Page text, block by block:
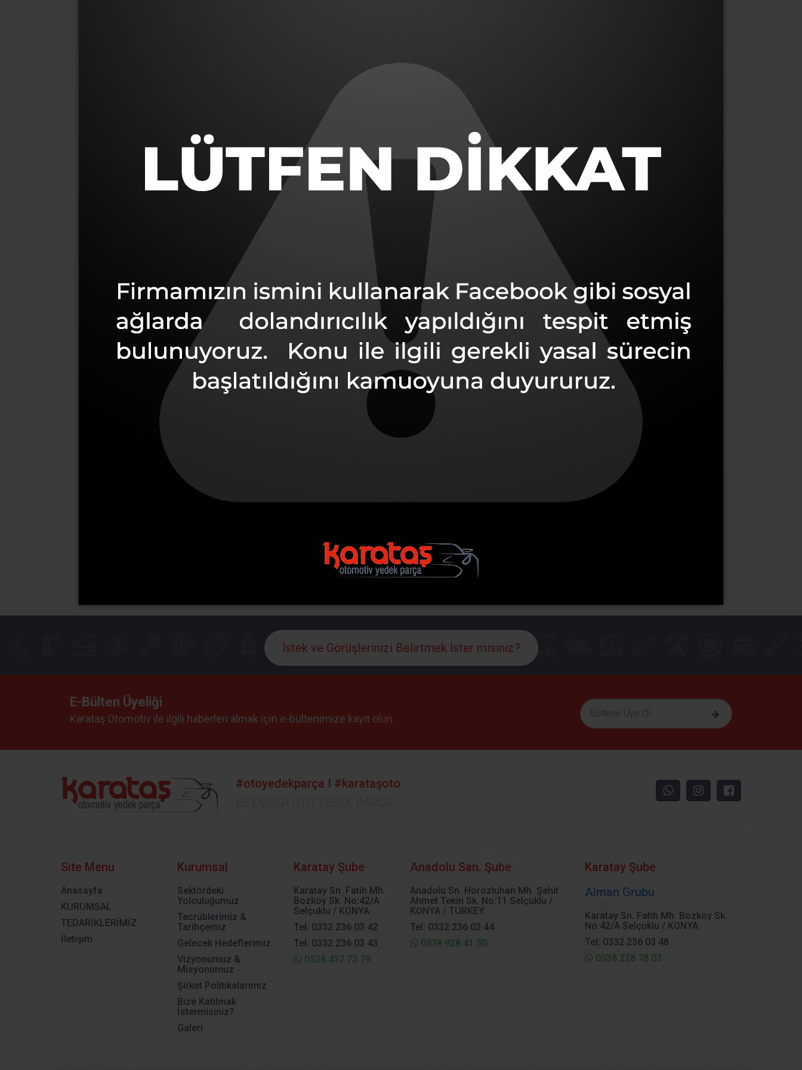
JAPONYA
Toyota
Honda
Daihatsu
KORE
Diğer sayfalar
İstek ve Görüşlerinizi Belirtmek İster misiniz?
E-Bülten Üyeliği
Karataş Otomotiv ile ilgili haberleri almak için e-bültenimize kayıt olun.
#otoyedekparça I #karataşoto
Site Menu
Anasayfa
KURUMSAL
TEDARİKLERİMİZ
İletişim
Kurumsal
Sektördeki
Yolculuğumuz
Tecrüblerimiz &
Tarihçemiz
Gelecek Hedeflerimiz
Vizyonumuz &
Misyonumuz
Şirket Politikalarımız
Bize Katılmak
İstermisiniz?
Galeri
Karatay Şube
Karatay Sn. Fatih Mh.
Bozköy Sk. No:42/A
Selçuklu / KONYA
Tel: 0332 236 03 42
Tel: 0332 236 03 43
0538 437 73 79
Anadolu San. Şube
Anadolu Sn. Horozluhan Mh. Şehit
Ahmet Tekin Sk. No:11 Selçuklu /
KONYA / TURKEY
Tel: 0332 236 03 44
0538 928 41 50
Karatay Şube
Alman Grubu
Karatay Sn. Fatih Mh. Bozköy Sk.
No:42/A Selçuklu / KONYA
Tel: 0332 236 03 48
0538 228 78 03